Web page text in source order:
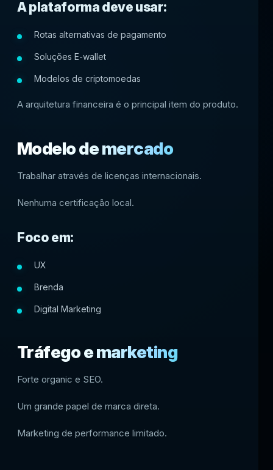
A plataforma deve usar:
Rotas alternativas de pagamento
Soluções E-wallet
Modelos de criptomoedas
A arquitetura financeira é o principal item do produto.
Modelo de mercado
Trabalhar através de licenças internacionais.
Nenhuma certificação local.
Foco em:
UX
Brenda
Digital Marketing
Tráfego e marketing
Forte organic e SEO.
Um grande papel de marca direta.
Marketing de performance limitado.